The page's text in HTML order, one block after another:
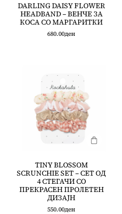
DARLING DAISY FLOWER
HEADBAND – ВЕНЧЕ ЗА
КОСА СО МАРГАРИТКИ
680.00ден
TINY BLOSSOM
SCRUNCHIE SET – СЕТ ОД
4 СТЕГАЧИ СО
ПРЕКРАСЕН ПРОЛЕТЕН
ДИЗАЈН
550.00ден